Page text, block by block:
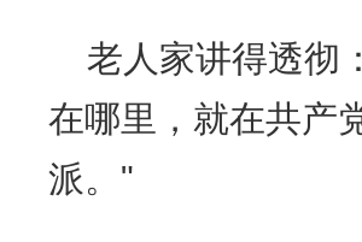
老人家讲得透彻
在哪里，就在共产
派。"